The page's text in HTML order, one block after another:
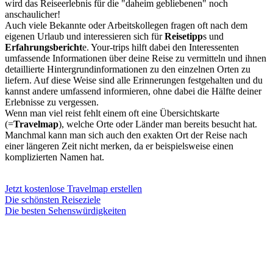
wird das Reiseerlebnis für die "daheim gebliebenen" noch
anschaulicher!
Auch viele Bekannte oder Arbeitskollegen fragen oft nach dem
eigenen Urlaub und interessieren sich fürReisetipps und
Erfahrungsberichte. Your-trips hilft dabei den Interessenten
umfassende Informationen über deine Reise zu vermitteln und ihnen
detaillierte Hintergrundinformationen zu den einzelnen Orten zu
liefern. Auf diese Weise sind alle Erinnerungen festgehalten und du
kannst andere umfassend informieren, ohne dabei die Hälfte deiner
Erlebnisse zu vergessen.
Wenn man viel reist fehlt einem oft eine Übersichtskarte
(=Travelmap), welche Orte oder Länder man bereits besucht hat.
Manchmal kann man sich auch den exakten Ort der Reise nach
einer längeren Zeit nicht merken, da er beispielsweise einen
komplizierten Namen hat.
Jetzt kostenlose Travelmap erstellen
Die schönsten Reiseziele
Die besten Sehenswürdigkeiten